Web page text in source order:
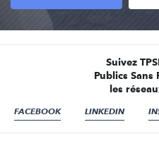
Suivez
Publics Sans
les
FACEBOOK LINKEDIN